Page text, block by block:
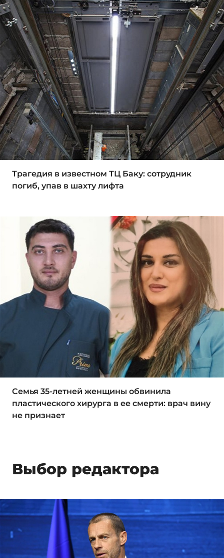
Трагедия в известном ТЦ Баку: сотрудник
погиб, упав в шахту лифта
Семья 35-летней женщины обвинила
пластического хирурга в ее смерти: врач вину
не признает
Выбор редактора